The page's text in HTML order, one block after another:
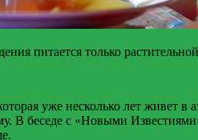
питается только
уже несколько лет живет в
В беседе с «Новыми